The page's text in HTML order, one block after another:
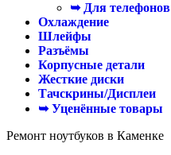
➥ Для телефонов
Охлаждение
Шлейфы
Разъёмы
Корпусные детали
Жесткие диски
Тачскрины/Дисплеи
➥ Уценённые товары
Ремонт ноутбуков в Каменке